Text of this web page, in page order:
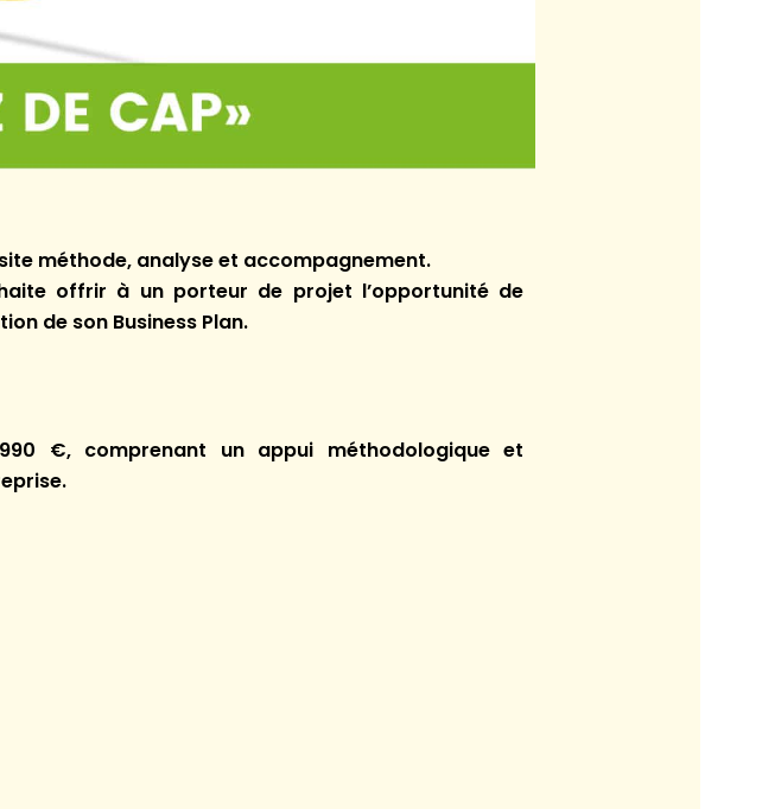
méthode, analyse et accompagnement.
offrir à un porteur de projet l’opportunité de
de son Business Plan.
€, comprenant un appui méthodologique et